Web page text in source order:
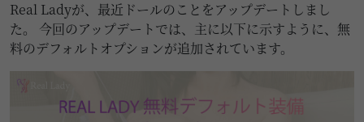
Real Ladyが、最近ドールのことをアップデートしまし
た。 今回のアップデートでは、主に以下に示すように、無
料のデフォルトオプションが追加されています。